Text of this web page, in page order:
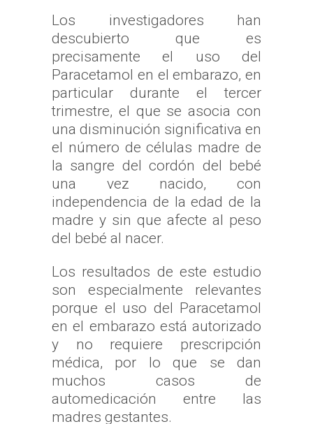
Los investigadores han
descubierto que es
precisamente el uso del
Paracetamol en el embarazo, en
particular durante el tercer
trimestre, el que se asocia con
una disminución significativa en
el número de células madre de
la sangre del cordón del bebé
una vez nacido, con
independencia de la edad de la
madre y sin que afecte al peso
del bebé al nacer.
Los resultados de este estudio
son especialmente relevantes
porque el uso del Paracetamol
en el embarazo está autorizado
y no requiere prescripción
médica, por lo que se dan
muchos casos de
automedicación entre las
madres gestantes.